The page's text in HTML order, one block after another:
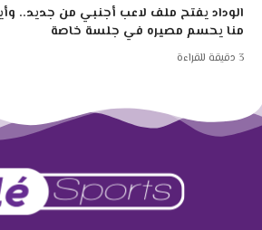
الوداد يفتح ملف لاعب أجنبي من جديد.. وأيت
منا يحسم مصيره في جلسة خاصة